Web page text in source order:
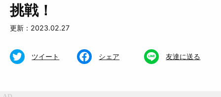
特集 くらし
挑戦！
更新：2023.02.27
ツイート シェア 友達に送る